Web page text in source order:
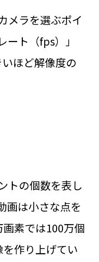
メラを選ぶポイ
ート（fps）」
ほど解像度の
トの個数を表し
画は小さな点を
素では100万個
作り上げてい